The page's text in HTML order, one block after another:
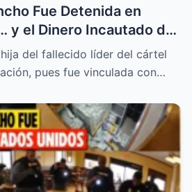
Fue Detenida en
y el Dinero Incautado de
una Historia que Nadie
del fallecido líder del cártel
pues fue vinculada con…